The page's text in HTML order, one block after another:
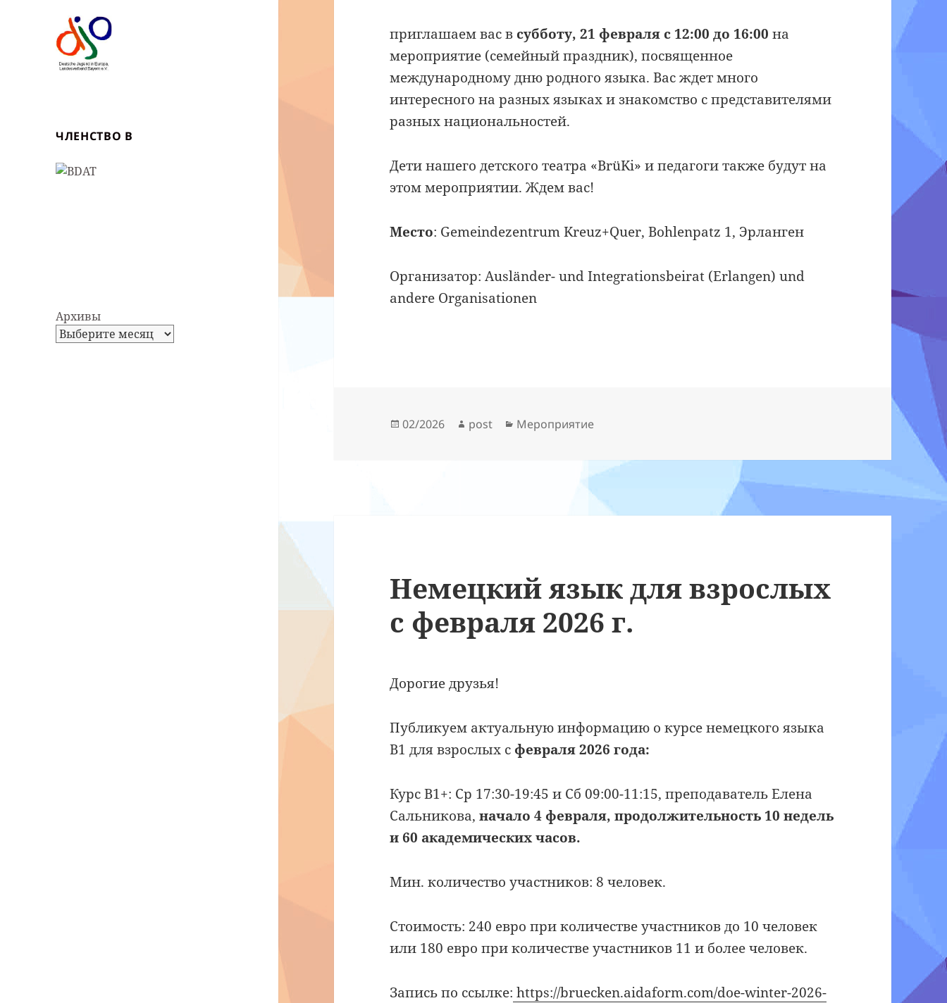
ЧЛЕНСТВО В
Архивы
приглашаем вас в субботу, 21 февраля с 12:00 до 16:00 на
мероприятие (семейный праздник), посвященное
международному дню родного языка. Вас ждет много
интересного на разных языках и знакомство с представителями
разных национальностей.
Дети нашего детского театра «BrüKi» и педагоги также будут на
этом мероприятии. Ждем вас!
Место: Gemeindezentrum Kreuz+Quer, Bohlenpatz 1, Эрланген
Организатор: Ausländer- und Integrationsbeirat (Erlangen) und
andere Organisationen
Опубликовано
02/2026 Автор
post Рубрики
Мероприятие
Немецкий язык для взрослых
с февраля 2026 г.
Дорогие друзья!
Публикуем актуальную информацию о курсе немецкого языка
В1 для взрослых с февраля 2026 года:
Курс В1+: Ср 17:30-19:45 и Сб 09:00-11:15, преподаватель Елена
Сальникова,начало 4 февраля, продолжительность 10 недель
и 60 академических часов.
Мин. количество участников: 8 человек.
Стоимость: 240 евро при количестве участников до 10 человек
или 180 евро при количестве участников 11 и более человек.
Запись по ссылке: https://bruecken.aidaform.com/doe-winter-2026-